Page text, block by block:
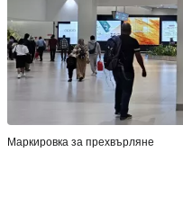
Маркировка за прехвърляне